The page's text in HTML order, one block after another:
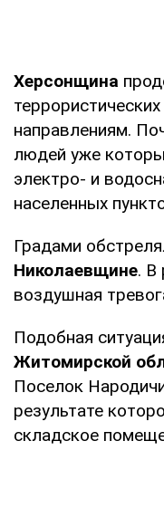
Херсонщина
направлениям.
людей уже
электро- и
населенных
Градами
Николаевщине. В
воздушная
Подобная
Житомирской
Поселок
результате
складское